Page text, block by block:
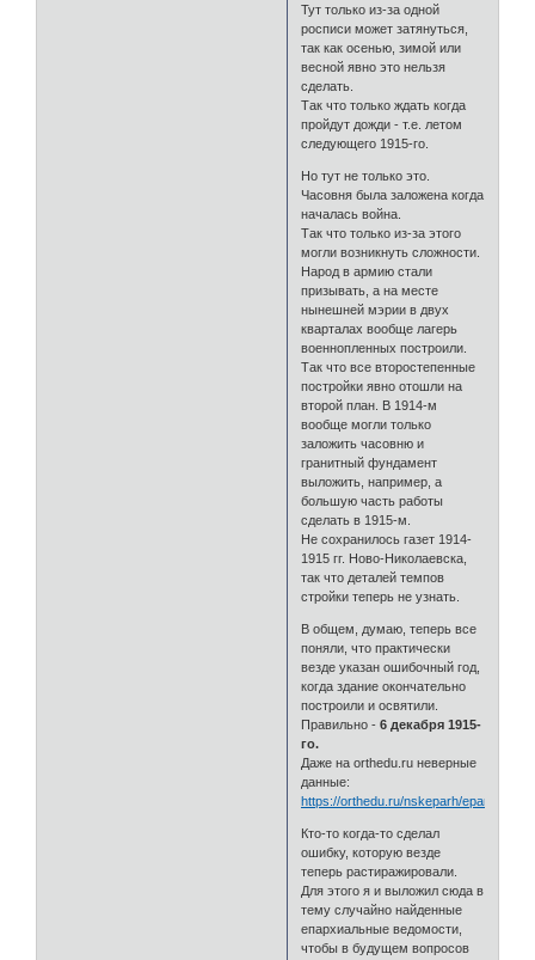
Тут только из-за одной
росписи может затянуться,
так как осенью, зимой или
весной явно это нельзя
сделать.
Так что только ждать когда
пройдут дожди - т.е. летом
следующего 1915-го.
Но тут не только это.
Часовня была заложена когда
началась война.
Так что только из-за этого
могли возникнуть сложности.
Народ в армию стали
призывать, а на месте
нынешней мэрии в двух
кварталах вообще лагерь
военнопленных построили.
Так что все второстепенные
постройки явно отошли на
второй план. В 1914-м
вообще могли только
заложить часовню и
гранитный фундамент
выложить, например, а
большую часть работы
сделать в 1915-м.
Не сохранилось газет 1914-
1915 гг. Ново-Николаевска,
так что деталей темпов
стройки теперь не узнать.
В общем, думаю, теперь все
поняли, что практически
везде указан ошибочный год,
когда здание окончательно
построили и освятили.
Правильно -6 декабря 1915-
го.
Даже на orthedu.ru неверные
данные:
https://orthedu.ru/nskeparh/eparhia/
Кто-то когда-то сделал
ошибку, которую везде
теперь растиражировали.
Для этого я и выложил сюда в
тему случайно найденные
епархиальные ведомости,
чтобы в будущем вопросов